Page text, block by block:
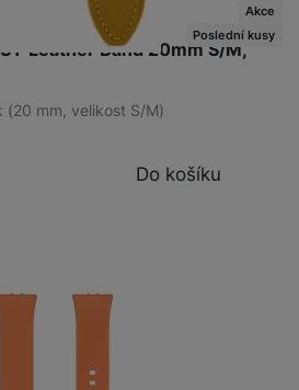
Leather Band 20mm S/M,
Akce
Poslední kusy
(20 mm, velikost S/M)
Do košíku